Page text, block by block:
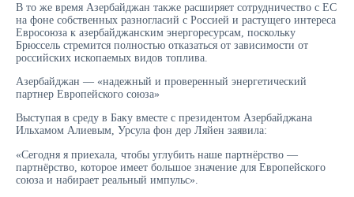
В то же время Азербайджан также расширяет сотрудничество с ЕС
на фоне собственных разногласий с Россией и растущего интереса
Евросоюза к азербайджанским энергоресурсам, поскольку
Брюссель стремится полностью отказаться от зависимости от
российских ископаемых видов топлива.
Азербайджан — «надежный и проверенный энергетический
партнер Европейского союза»
Выступая в среду в Баку вместе с президентом Азербайджана
Ильхамом Алиевым, Урсула фон дер Ляйен заявила:
«Сегодня я приехала, чтобы углубить наше партнёрство —
партнёрство, которое имеет большое значение для Европейского
союза и набирает реальный импульс».